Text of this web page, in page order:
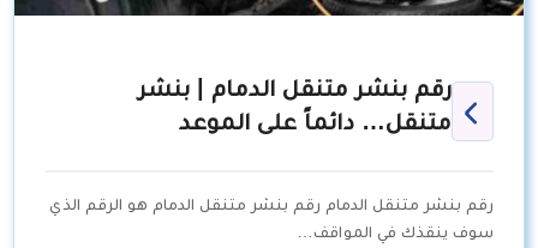
رقم بنشر متنقل الدمام | بنشر
متنقل… دائماً على الموعد
رقم بنشر متنقل الدمام رقم بنشر متنقل الدمام هو الرقم الذي
سوف ينقذك في المواقف…